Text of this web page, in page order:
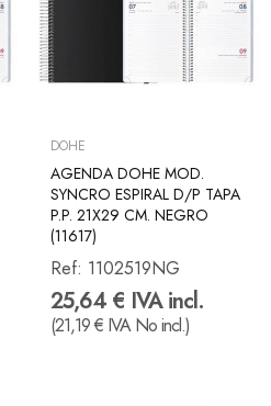
DOHE
AGENDA DOHE MOD.
SYNCRO ESPIRAL D/P TAPA
P.P. 21X29 CM. NEGRO
(11617)
Ref: 1102519NG
25,64 € IVA incl.
(21,19 € IVA No incl.)